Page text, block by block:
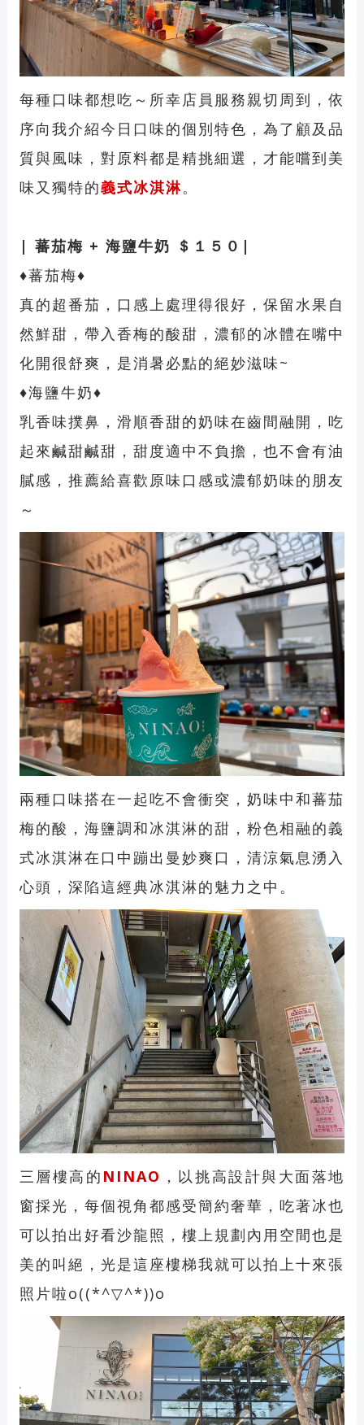
每種口味都想吃～所幸店員服務親切周到，依
序向我介紹今日口味的個別特色，為了顧及品
質與風味，對原料都是精挑細選，才能嚐到美
味又獨特的義式冰淇淋。
| 蕃茄梅 + 海鹽牛奶 ＄１５０|
♦蕃茄梅♦
真的超番茄，口感上處理得很好，保留水果自
然鮮甜，帶入香梅的酸甜，濃郁的冰體在嘴中
化開很舒爽，是消暑必點的絕妙滋味~
♦海鹽牛奶♦
乳香味撲鼻，滑順香甜的奶味在齒間融開，吃
起來鹹甜鹹甜，甜度適中不負擔，也不會有油
膩感，推薦給喜歡原味口感或濃郁奶味的朋友
～
兩種口味搭在一起吃不會衝突，奶味中和蕃茄
梅的酸，海鹽調和冰淇淋的甜，粉色相融的義
式冰淇淋在口中蹦出曼妙爽口，清涼氣息湧入
心頭，深陷這經典冰淇淋的魅力之中。
三層樓高的 NINAO ，以挑高設計與大面落地
窗採光，每個視角都感受簡約奢華，吃著冰也
可以拍出好看沙龍照，樓上規劃內用空間也是
美的叫絕，光是這座樓梯我就可以拍上十來張
照片啦o((*^▽^*))o